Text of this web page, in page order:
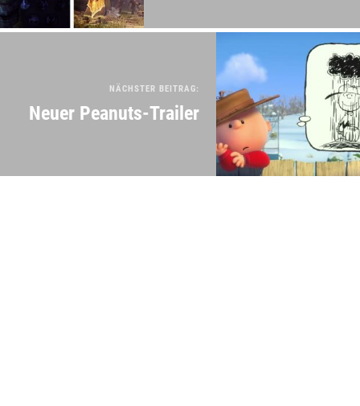
NÄCHSTER BEITRAG:
Neuer Peanuts-Trailer